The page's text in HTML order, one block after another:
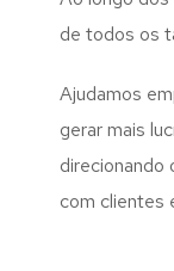
de todos os
Ajudamos
gerar mais
com clientes